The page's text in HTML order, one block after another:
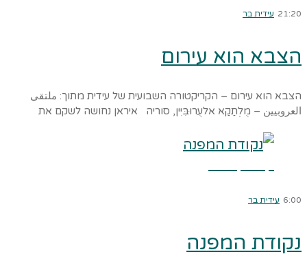
21:20 עידית בר
הצבא הוא עירום
הצבא הוא עירום – הקריקטורה השבועית של עידית מתוך: ملتقى
العروبيين – מֻלְתַקַא אלעֻרוּבִּיִין, סוריה איראן נחושה לשקם את
6:00 עידית בר
נקודת המפנה